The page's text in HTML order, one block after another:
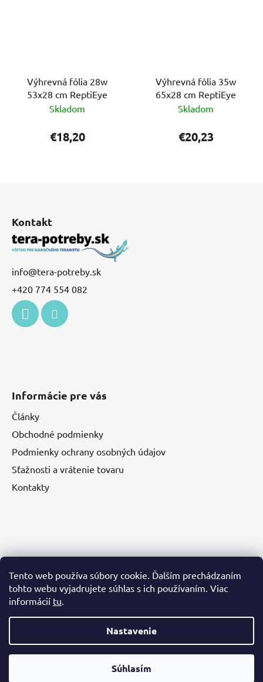
Tento web používa súbory cookie. Ďalším prechádzaním
tohto webu vyjadrujete súhlas s ich používaním. Viac
informácií tu.
Nastavenie
Súhlasím
Výhrevná fólia 28w
53x28 cm ReptiEye
Skladom
€18,20
Výhrevná fólia 35w
65x28 cm ReptiEye
Skladom
€20,23
Kontakt
info@tera-potreby.sk
+420 774 554 082
Informácie pre vás
Články
Obchodné podmienky
Podmienky ochrany osobných údajov
Sťažnosti a vrátenie tovaru
Kontakty
0KS /€0
Vytvoril Shoptet | Anque Media
Terarijné potreby